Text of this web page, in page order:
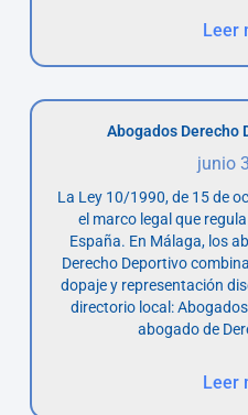
Leer
Abogados Derecho
junio
La Ley 10/1990, de 15 de
el marco legal que
España. En Málaga, los
Derecho Deportivo
dopaje y representación
directorio local:
abogado de
Leer